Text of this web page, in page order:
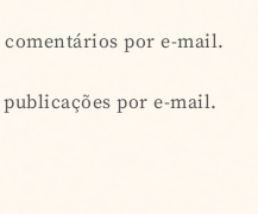
por e-mail.
por e-mail.